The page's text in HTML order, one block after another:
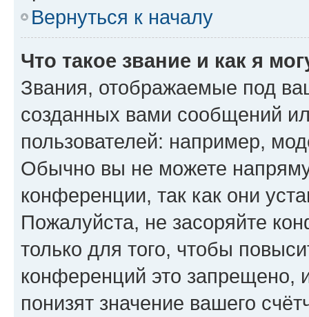
Вернуться к началу
Что такое звание и как я
Звания, отображаемые под
созданных вами сообщений
пользователей: например,
Обычно вы не можете
конференции, так как они
Пожалуйста, не засоряйте
только для того, чтобы
конференций это запрещено,
понизят значение вашего